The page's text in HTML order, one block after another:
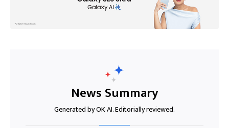
News Summary
Generated by OK AI. Editorially reviewed.